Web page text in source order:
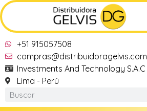
+51 915057508
compras@distribuidoragelvis.com
Investments And Technology S.A.C
Lima - Perú